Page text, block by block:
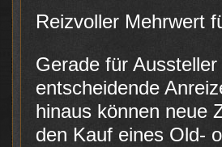
Reizvoller Mehrwert
Gerade für
entscheidende
hinaus können neue
den Kauf eines Old-